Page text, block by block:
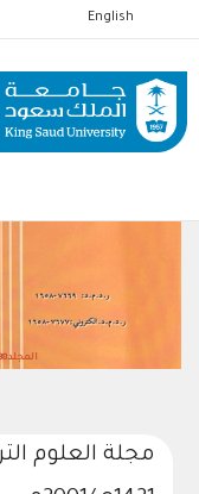
إلى
المحتوى
الرئيسي
English
المجلد38- العدد (2) مايو(2027)م شعبان 1447هـ
مجلة العلوم